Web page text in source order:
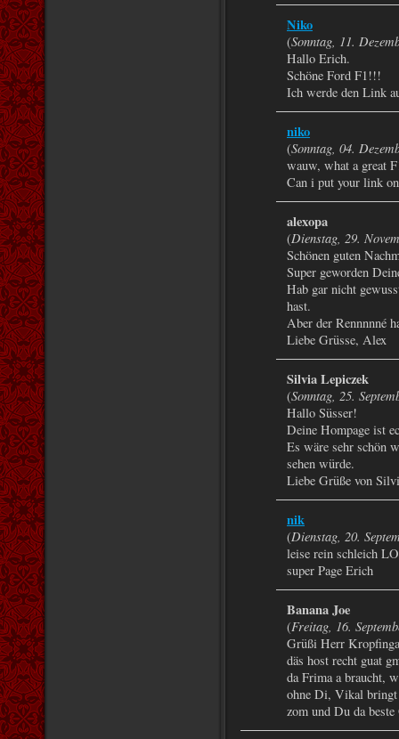
Niko
(Sonntag, 11.
Hallo Erich.
Schöne Ford F1!!!
Ich werde den Link
niko
(Sonntag, 04.
wauw, what a great
Can i put your link
alexopa
(Dienstag, 29.
Schönen guten
Super geworden
Hab gar nicht
hast.
Aber der Rennnnné
Liebe Grüsse, Alex
Silvia Lepiczek
(Sonntag, 25.
Hallo Süsser!
Deine Hompage ist
Es wäre sehr schön
sehen würde.
Liebe Grüße von
nik
(Dienstag, 20.
leise rein schleich
super Page Erich
Banana Joe
(Freitag, 16.
Grüßi Herr
däs host recht guat
da Frima a braucht,
ohne Di, Vikal
zom und Du da